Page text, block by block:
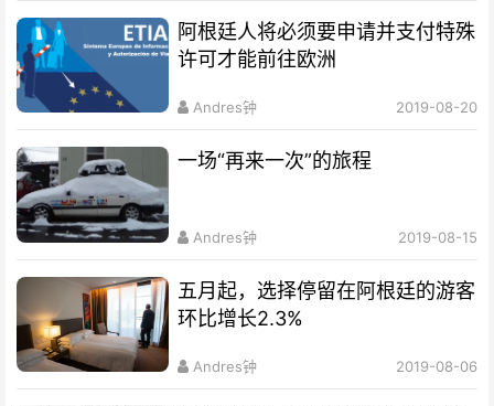
阿根廷人将必须要申请并支付特殊
许可才能前往欧洲
Andres钟 2019-08-20
一场“再来一次”的旅程
Andres钟 2019-08-15
五月起，选择停留在阿根廷的游客
环比增长2.3%
Andres钟 2019-08-06